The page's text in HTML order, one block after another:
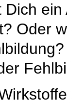
Oder